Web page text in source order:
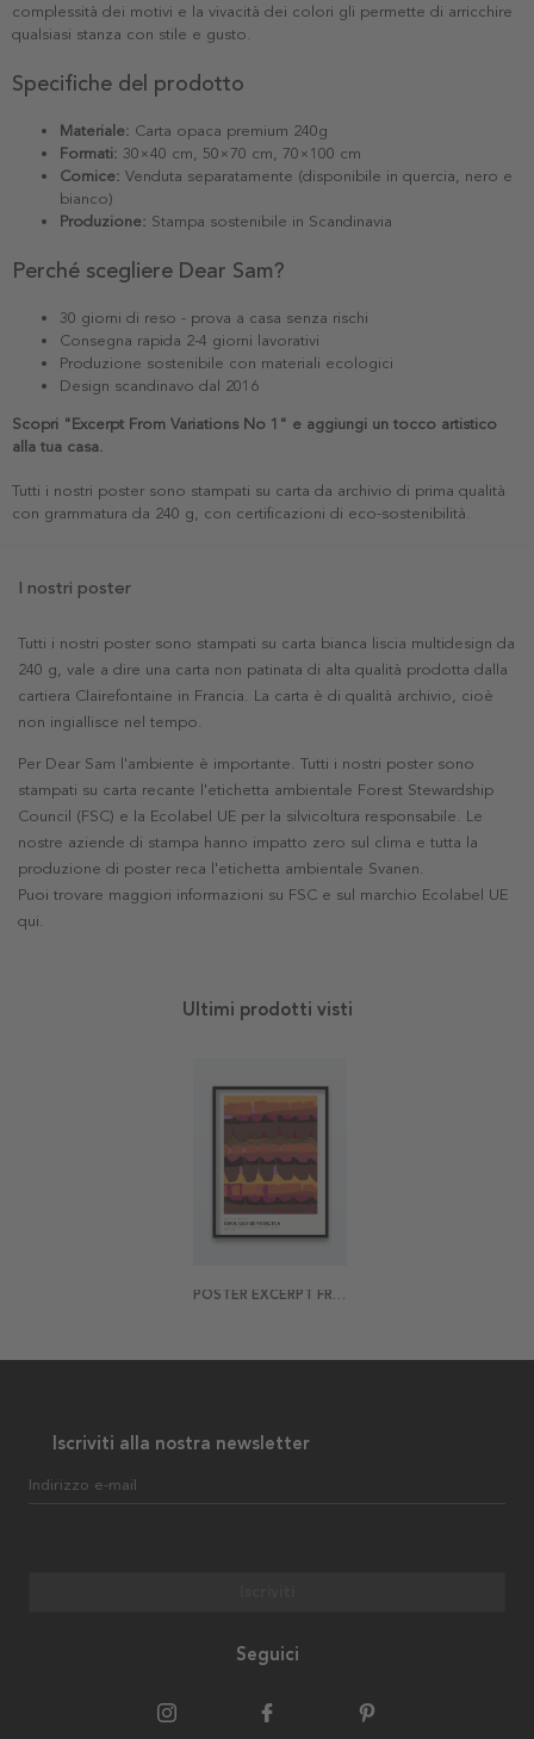
complessità dei motivi e la vivacità dei colori gli permette di arricchire
qualsiasi stanza con stile e gusto.
Specifiche del prodotto
Materiale: Carta opaca premium 240g
Formati: 30×40 cm, 50×70 cm, 70×100 cm
Cornice: Venduta separatamente (disponibile in quercia, nero e
bianco)
Produzione: Stampa sostenibile in Scandinavia
Perché scegliere Dear Sam?
30 giorni di reso - prova a casa senza rischi
Consegna rapida 2-4 giorni lavorativi
Produzione sostenibile con materiali ecologici
Design scandinavo dal 2016
Scopri "Excerpt From Variations No 1" e aggiungi un tocco artistico
alla tua casa.
Tutti i nostri poster sono stampati su carta da archivio di prima qualità
con grammatura da 240 g, con certificazioni di eco-sostenibilità.
I nostri poster
Tutti i nostri poster sono stampati su carta bianca liscia multidesign da
240 g, vale a dire una carta non patinata di alta qualità prodotta dalla
cartiera Clairefontaine in Francia. La carta è di qualità archivio, cioè
non ingiallisce nel tempo.
Per Dear Sam l'ambiente è importante. Tutti i nostri poster sono
stampati su carta recante l'etichetta ambientale Forest Stewardship
Council (FSC) e la Ecolabel UE per la silvicoltura responsabile. Le
nostre aziende di stampa hanno impatto zero sul clima e tutta la
produzione di poster reca l'etichetta ambientale Svanen.
Puoi trovare maggiori informazioni su FSC e sul marchio Ecolabel UE
qui.
Ultimi prodotti visti
POSTER EXCERPT FROM VARIATIONS NO 1
Iscriviti alla nostra newsletter
Indirizzo e-mail
Seguici